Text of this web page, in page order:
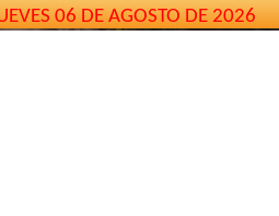
Buenos Aires - Argentina //
06 DE AGOSTO DE 2026